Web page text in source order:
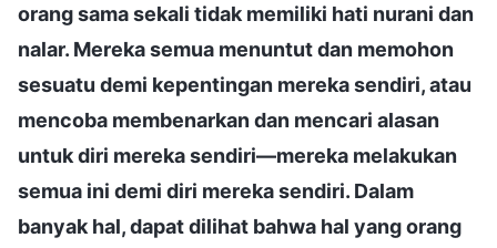
orang sama sekali tidak memiliki hati nurani dan
nalar. Mereka semua menuntut dan memohon
sesuatu demi kepentingan mereka sendiri, atau
mencoba membenarkan dan mencari alasan
untuk diri mereka sendiri—mereka melakukan
semua ini demi diri mereka sendiri. Dalam
banyak hal, dapat dilihat bahwa hal yang orang